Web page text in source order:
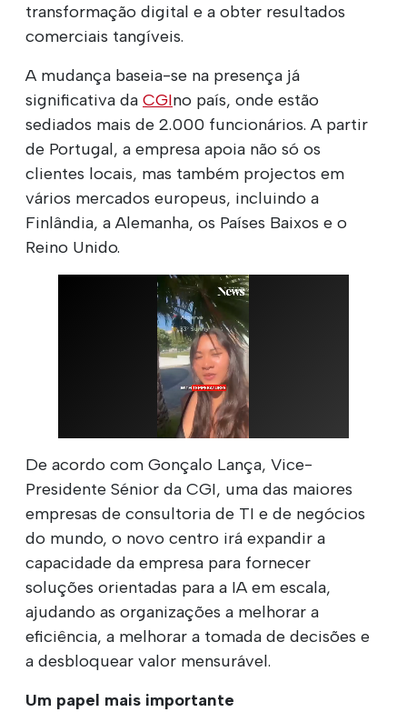
transformação digital e a obter resultados
comerciais tangíveis.
A mudança baseia-se na presença já
significativa da CGIno país, onde estão
sediados mais de 2.000 funcionários. A partir
de Portugal, a empresa apoia não só os
clientes locais, mas também projectos em
vários mercados europeus, incluindo a
Finlândia, a Alemanha, os Países Baixos e o
Reino Unido.
De acordo com Gonçalo Lança, Vice-
Presidente Sénior da CGI, uma das maiores
empresas de consultoria de TI e de negócios
do mundo, o novo centro irá expandir a
capacidade da empresa para fornecer
soluções orientadas para a IA em escala,
ajudando as organizações a melhorar a
eficiência, a melhorar a tomada de decisões e
a desbloquear valor mensurável.
Um papel mais importante